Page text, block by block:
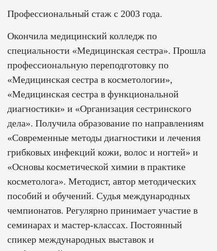
Профессиональный стаж с 2003 года.
Окончила медицинский колледж по
специальности «Медицинская сестра». Прошла
профессиональную переподготовку по
«Медицинская сестра в косметологии»,
«Медицинская сестра в функциональной
диагностики» и «Организация сестринского
дела». Получила образование по направлениям
«Современные методы диагностики и лечения
грибковых инфекций кожи, волос и ногтей» и
«Основы косметической химии в практике
косметолога». Методист, автор методических
пособий и обучений. Судья международных
чемпионатов. Регулярно принимает участие в
семинарах и мастер-классах. Постоянный
спикер международных выставок и